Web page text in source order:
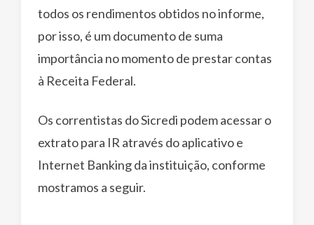
todos os rendimentos obtidos no informe,
por isso, é um documento de suma
importância no momento de prestar contas
à Receita Federal.
Os correntistas do Sicredi podem acessar o
extrato para IR através do aplicativo e
Internet Banking da instituição, conforme
mostramos a seguir.